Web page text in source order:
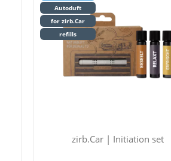
Autoduft
for zirb.Car
refills
zirb.Car | Initiation set